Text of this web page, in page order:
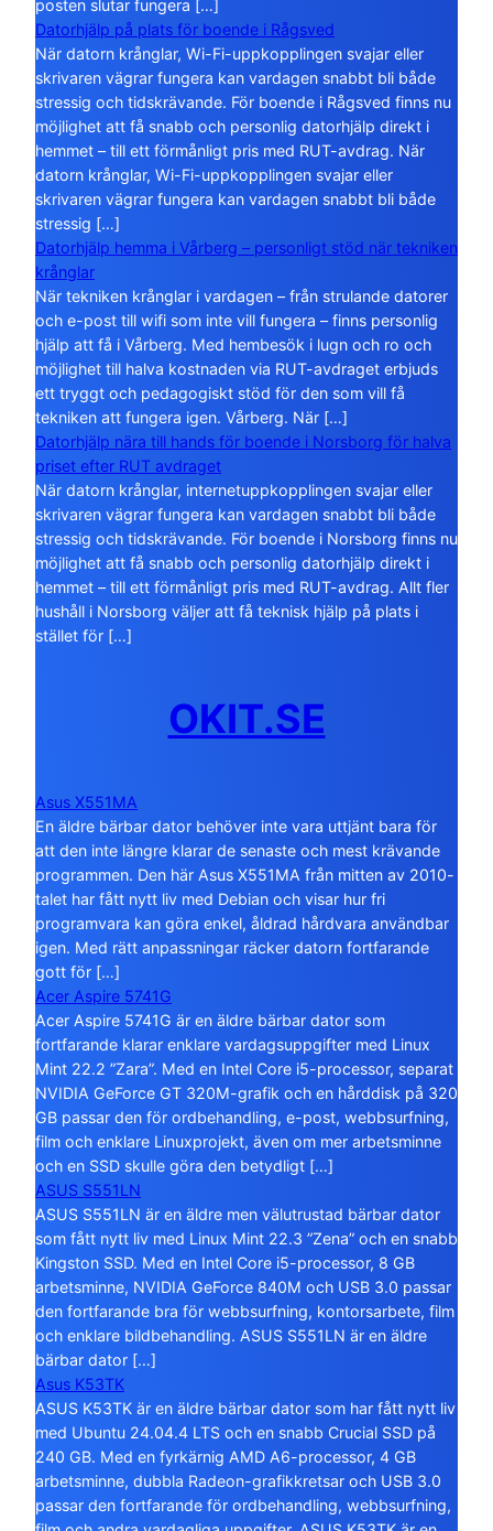
posten slutar fungera […]
Datorhjälp på plats för boende i Rågsved
När datorn krånglar, Wi-Fi-uppkopplingen svajar eller
skrivaren vägrar fungera kan vardagen snabbt bli både
stressig och tidskrävande. För boende i Rågsved finns nu
möjlighet att få snabb och personlig datorhjälp direkt i
hemmet – till ett förmånligt pris med RUT-avdrag. När
datorn krånglar, Wi-Fi-uppkopplingen svajar eller
skrivaren vägrar fungera kan vardagen snabbt bli både
stressig […]
Datorhjälp hemma i Vårberg – personligt stöd när tekniken
krånglar
När tekniken krånglar i vardagen – från strulande datorer
och e-post till wifi som inte vill fungera – finns personlig
hjälp att få i Vårberg. Med hembesök i lugn och ro och
möjlighet till halva kostnaden via RUT-avdraget erbjuds
ett tryggt och pedagogiskt stöd för den som vill få
tekniken att fungera igen. Vårberg. När […]
Datorhjälp nära till hands för boende i Norsborg för halva
priset efter RUT avdraget
När datorn krånglar, internetuppkopplingen svajar eller
skrivaren vägrar fungera kan vardagen snabbt bli både
stressig och tidskrävande. För boende i Norsborg finns nu
möjlighet att få snabb och personlig datorhjälp direkt i
hemmet – till ett förmånligt pris med RUT-avdrag. Allt fler
hushåll i Norsborg väljer att få teknisk hjälp på plats i
stället för […]
OKIT.SE
Asus X551MA
En äldre bärbar dator behöver inte vara uttjänt bara för
att den inte längre klarar de senaste och mest krävande
programmen. Den här Asus X551MA från mitten av 2010-
talet har fått nytt liv med Debian och visar hur fri
programvara kan göra enkel, åldrad hårdvara användbar
igen. Med rätt anpassningar räcker datorn fortfarande
gott för […]
Acer Aspire 5741G
Acer Aspire 5741G är en äldre bärbar dator som
fortfarande klarar enklare vardagsuppgifter med Linux
Mint 22.2 ”Zara”. Med en Intel Core i5-processor, separat
NVIDIA GeForce GT 320M-grafik och en hårddisk på 320
GB passar den för ordbehandling, e-post, webbsurfning,
film och enklare Linuxprojekt, även om mer arbetsminne
och en SSD skulle göra den betydligt […]
ASUS S551LN
ASUS S551LN är en äldre men välutrustad bärbar dator
som fått nytt liv med Linux Mint 22.3 ”Zena” och en snabb
Kingston SSD. Med en Intel Core i5-processor, 8 GB
arbetsminne, NVIDIA GeForce 840M och USB 3.0 passar
den fortfarande bra för webbsurfning, kontorsarbete, film
och enklare bildbehandling. ASUS S551LN är en äldre
bärbar dator […]
Asus K53TK
ASUS K53TK är en äldre bärbar dator som har fått nytt liv
med Ubuntu 24.04.4 LTS och en snabb Crucial SSD på
240 GB. Med en fyrkärnig AMD A6-processor, 4 GB
arbetsminne, dubbla Radeon-grafikkretsar och USB 3.0
passar den fortfarande för ordbehandling, webbsurfning,